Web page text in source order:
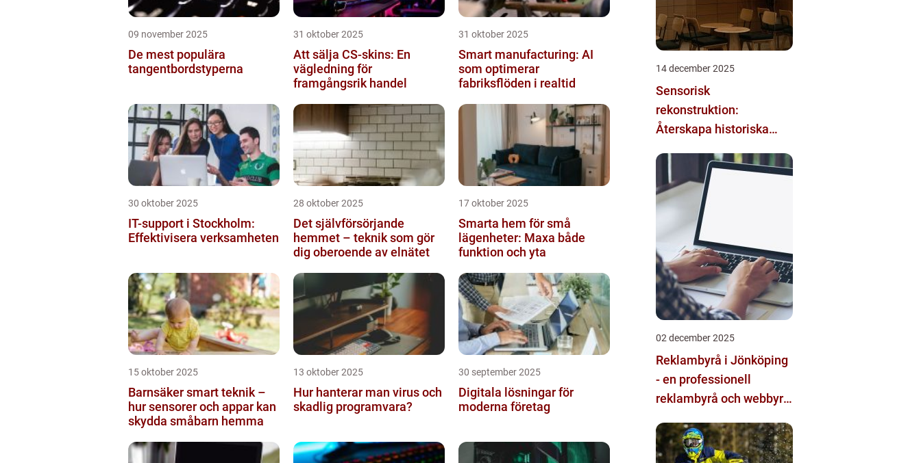
09 november 2025
De mest populära
tangentbordstyperna
31 oktober 2025
Att sälja CS-skins: En
vägledning för
framgångsrik handel
31 oktober 2025
Smart manufacturing: AI
som optimerar
fabriksflöden i realtid
30 oktober 2025
IT-support i Stockholm:
Effektivisera verksamheten
28 oktober 2025
Det självförsörjande
hemmet – teknik som gör
dig oberoende av elnätet
17 oktober 2025
Smarta hem för små
lägenheter: Maxa både
funktion och yta
15 oktober 2025
Barnsäker smart teknik –
hur sensorer och appar kan
skydda småbarn hemma
13 oktober 2025
Hur hanterar man virus och
skadlig programvara?
30 september 2025
Digitala lösningar för
moderna företag
14 december 2025
Sensorisk
rekonstruktion:
Återskapa historiska
multimodala AI
02 december 2025
Reklambyrå i Jönköping
- en professionell
reklambyrå och webbyrå
kommunikation